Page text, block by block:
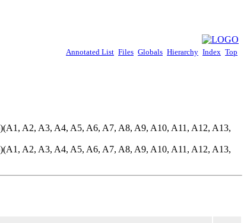
Annotated List Files Globals Hierarchy Index Top
A2, A3, A4, A5, A6, A7, A8, A9, A10, A11, A12, A13,
A2, A3, A4, A5, A6, A7, A8, A9, A10, A11, A12, A13,